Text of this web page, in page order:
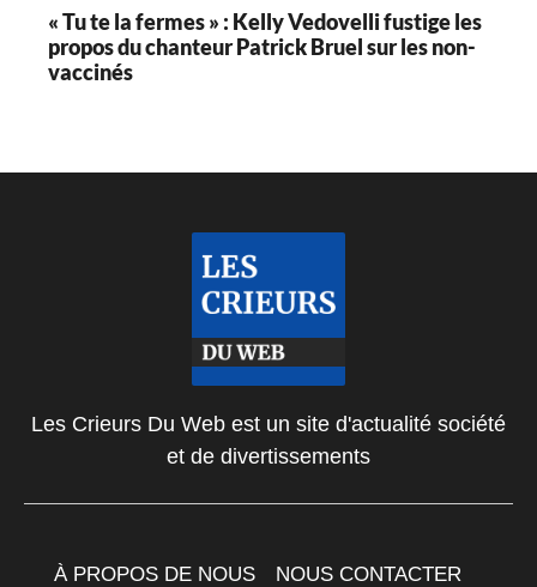
« Tu te la fermes » : Kelly Vedovelli fustige les
propos du chanteur Patrick Bruel sur les non-
vaccinés
Les Crieurs Du Web est un site d'actualité société
et de divertissements
À PROPOS DE NOUS
NOUS CONTACTER